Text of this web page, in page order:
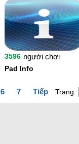
3596 người chơi
Pad Info
6 7 Tiếp Trang: